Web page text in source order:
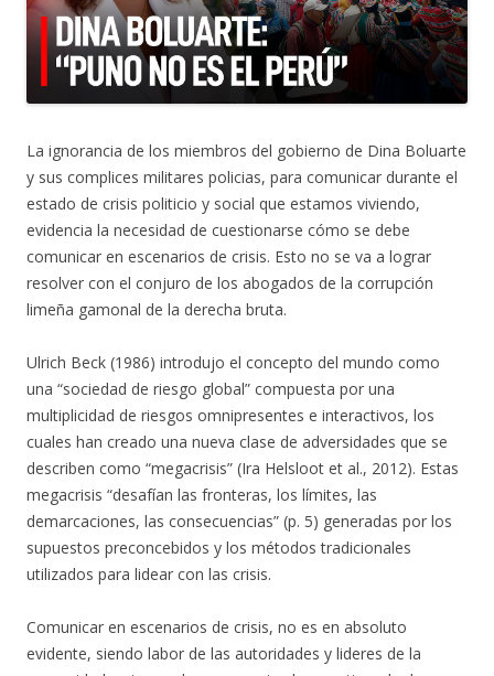
La ignorancia de los miembros del gobierno de Dina Boluarte
y sus complices militares policias, para comunicar durante el
estado de crisis politicio y social que estamos viviendo,
evidencia la necesidad de cuestionarse cómo se debe
comunicar en escenarios de crisis. Esto no se va a lograr
resolver con el conjuro de los abogados de la corrupción
limeña gamonal de la derecha bruta.
Ulrich Beck (1986) introdujo el concepto del mundo como
una “sociedad de riesgo global” compuesta por una
multiplicidad de riesgos omnipresentes e interactivos, los
cuales han creado una nueva clase de adversidades que se
describen como “megacrisis” (Ira Helsloot et al., 2012). Estas
megacrisis “desafían las fronteras, los límites, las
demarcaciones, las consecuencias” (p. 5) generadas por los
supuestos preconcebidos y los métodos tradicionales
utilizados para lidear con las crisis.
Comunicar en escenarios de crisis, no es en absoluto
evidente, siendo labor de las autoridades y lideres de la